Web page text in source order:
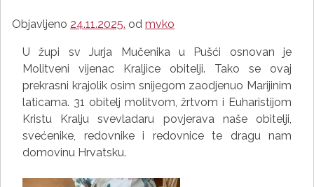
Objavljeno 24.11.2025. od mvko
U župi sv Jurja Mučenika u Pušći osnovan je
Molitveni vijenac Kraljice obitelji. Tako se ovaj
prekrasni krajolik osim snijegom zaodjenuo Marijinim
laticama. 31 obitelj molitvom, žrtvom i Euharistijom
Kristu Kralju svevladaru povjerava naše obitelji,
svećenike, redovnike i redovnice te dragu nam
domovinu Hrvatsku.